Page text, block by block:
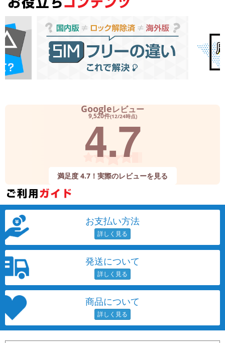
Googleレビュー
9,520件(12/24時点)
4.7
満足度 4.7！実際のレビューを見る
お支払い方法
発送について
商品について